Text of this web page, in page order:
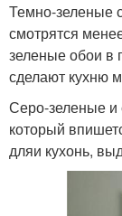
Темно-зеленые
смотрятся
зеленые обои в
сделают кухню
Серо-зеленые и
который
дляи кухонь,